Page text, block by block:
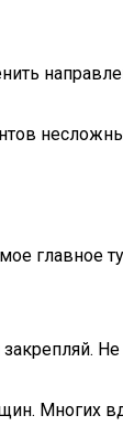
главное
Многих